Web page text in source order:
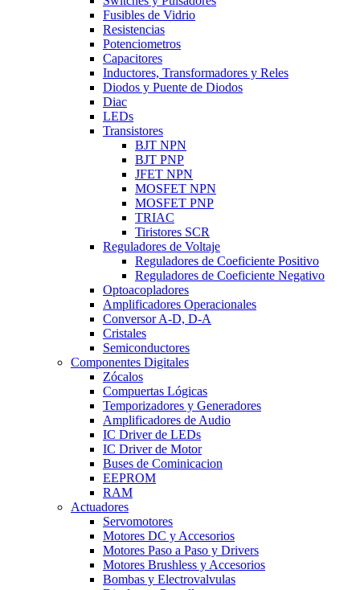
Fusibles de Vidrio
Resistencias
Potenciometros
Capacitores
Inductores, Transformadores y Reles
Diodos y Puente de Diodos
Diac
LEDs
Transistores
BJT NPN
BJT PNP
JFET NPN
MOSFET NPN
MOSFET PNP
TRIAC
Tiristores SCR
Reguladores de Voltaje
Reguladores de Coeficiente Positivo
Reguladores de Coeficiente Negativo
Optoacopladores
Amplificadores Operacionales
Conversor A-D, D-A
Cristales
Semiconductores
Componentes Digitales
Zócalos
Compuertas Lógicas
Temporizadores y Generadores
Amplificadores de Audio
IC Driver de LEDs
IC Driver de Motor
Buses de Cominicacion
EEPROM
RAM
Actuadores
Servomotores
Motores DC y Accesorios
Motores Paso a Paso y Drivers
Motores Brushless y Accesorios
Bombas y Electrovalvulas